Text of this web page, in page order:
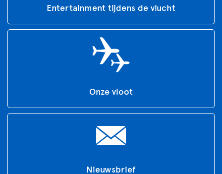
Entertainment tijdens de vlucht
Onze vloot
Nieuwsbrief